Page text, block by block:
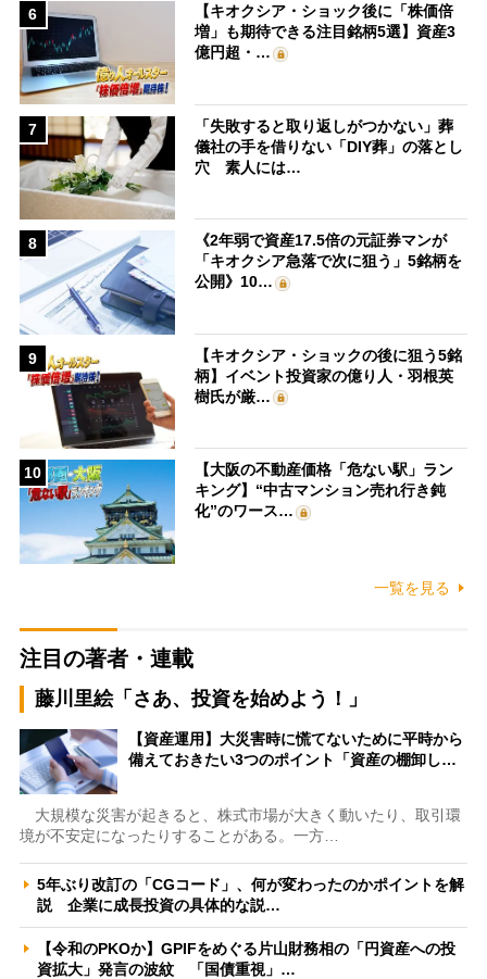
6
【キオクシア・ショック後に「株価倍
増」も期待できる注目銘柄5選】資産3
億円超・…
7
「失敗すると取り返しがつかない」葬
儀社の手を借りない「DIY葬」の落とし
穴 素人には…
8
《2年弱で資産17.5倍の元証券マンが
「キオクシア急落で次に狙う」5銘柄を
公開》10…
9
【キオクシア・ショックの後に狙う5銘
柄】イベント投資家の億り人・羽根英
樹氏が厳…
10
【大阪の不動産価格「危ない駅」ラン
キング】“中古マンション売れ行き鈍
化”のワース…
一覧を見る
注目の著者・連載
藤川里絵「さあ、投資を始めよう！」
【資産運用】大災害時に慌てないために平時から
備えておきたい3つのポイント「資産の棚卸し…
大規模な災害が起きると、株式市場が大きく動いたり、取引環
境が不安定になったりすることがある。一方…
5年ぶり改訂の「CGコード」、何が変わったのかポイントを解
説 企業に成長投資の具体的な説…
【令和のPKOか】GPIFをめぐる片山財務相の「円資産への投
資拡大」発言の波紋 「国債重視」…